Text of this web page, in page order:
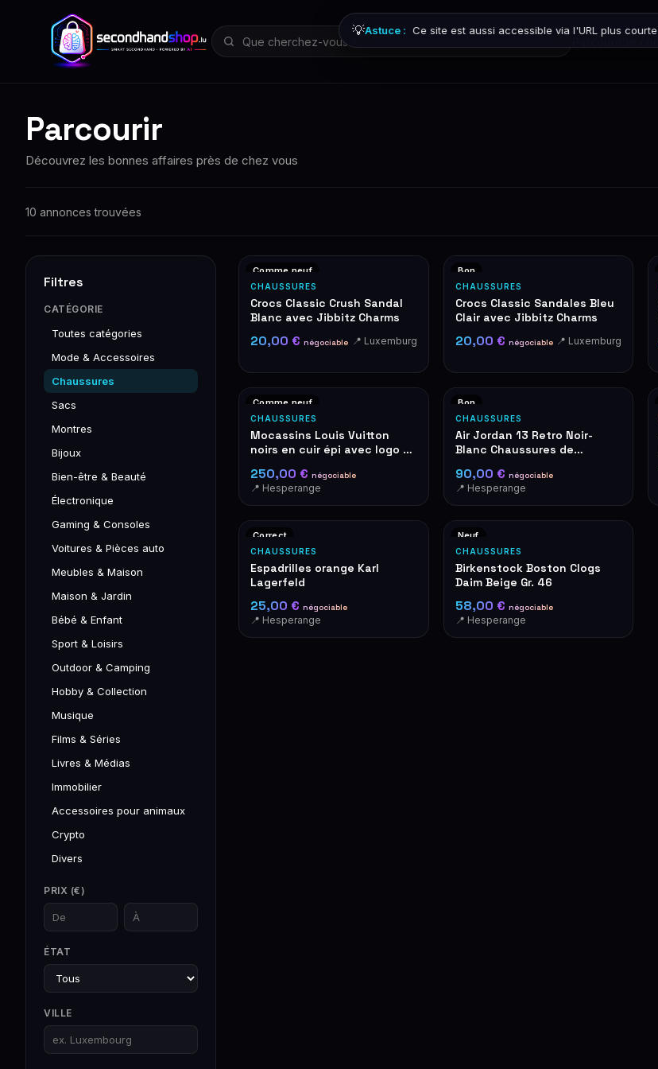
💡Astuce : Ce site est aussi accessible via l'URL plus courte
Parcourir
Découvrez les bonnes affaires près de chez vous
10 annonces trouvées
Filtres
CATÉGORIE
Toutes catégories
Mode & Accessoires
Chaussures
Sacs
Montres
Bijoux
Bien-être & Beauté
Électronique
Gaming & Consoles
Voitures & Pièces auto
Meubles & Maison
Maison & Jardin
Bébé & Enfant
Sport & Loisirs
Outdoor & Camping
Hobby & Collection
Musique
Films & Séries
Livres & Médias
Immobilier
Accessoires pour animaux
Crypto
Divers
PRIX (€)
ÉTAT
VILLE
Comme neuf
CHAUSSURES
Crocs Classic Crush Sandal
Blanc avec Jibbitz Charms
20,00 € négociable 📍 Luxemburg
Bon
CHAUSSURES
Crocs Classic Sandales Bleu
Clair avec Jibbitz Charms
20,00 € négociable 📍 Luxemburg
Comme neuf
CHAUSSURES
Mocassins Louis Vuitton
noirs en cuir épi avec logo LV
250,00 € négociable
📍 Hesperange
Bon
CHAUSSURES
Air Jordan 13 Retro Noir-
Blanc Chaussures de
90,00 € négociable
📍 Hesperange
Correct
CHAUSSURES
Espadrilles orange Karl
Lagerfeld
25,00 € négociable
📍 Hesperange
Neuf
CHAUSSURES
Birkenstock Boston Clogs
Daim Beige Gr. 46
58,00 € négociable
📍 Hesperange